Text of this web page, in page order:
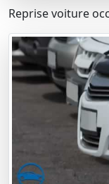
Reprise voiture